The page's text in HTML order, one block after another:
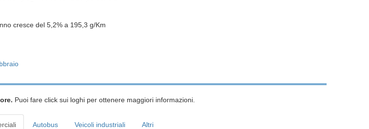
cresce del 5,2% a 195,3 g/Km
Puoi fare click sui loghi per ottenere maggiori informazioni.
Autobus Veicoli industriali Altri